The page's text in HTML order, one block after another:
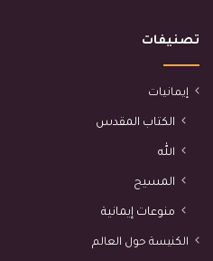
تصنيفات
إيمانيات
الكتاب المقدس
الله
المسيح
منوعات إيمانية
الكنيسة حول العالم